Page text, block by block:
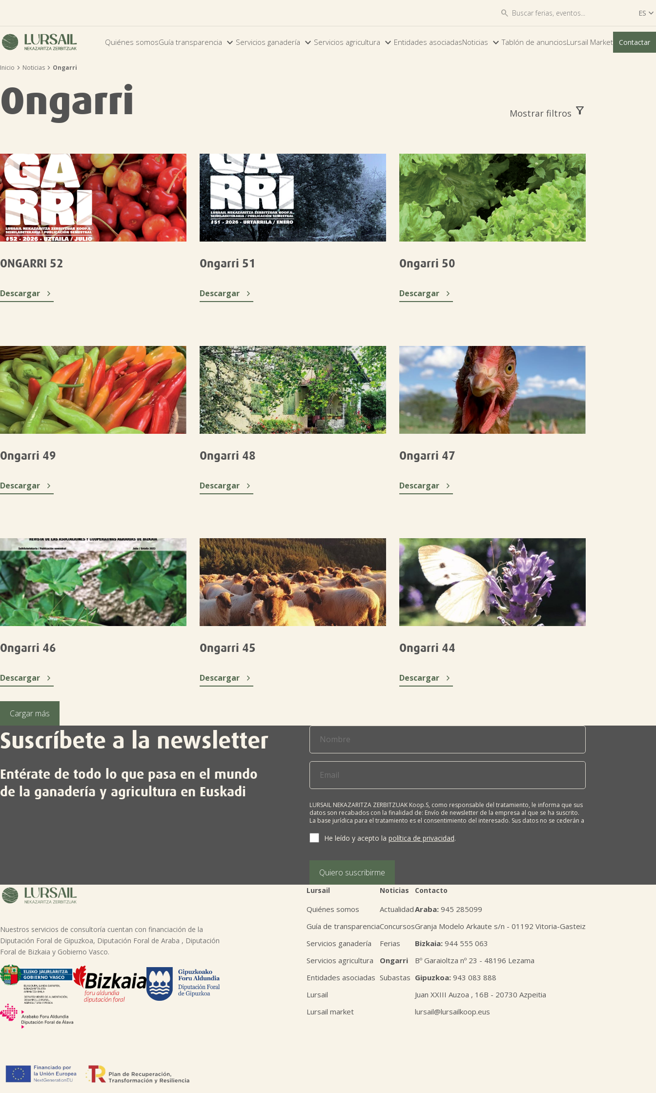
 ES 
ES
EU
Quiénes somosGuía transparencia  Servicios ganadería  Servicios agricultura  Entidades asociadasNoticias Tablón de anunciosLursail Market Contactar
Inicio  Noticias  Ongarri
Ongarri Mostrar filtros filter_alt
ONGARRI 52
Descargar 
Ongarri 51
Descargar 
Ongarri 50
Descargar 
Ongarri 49
Descargar 
Ongarri 48
Descargar 
Ongarri 47
Descargar 
Ongarri 46
Descargar 
Ongarri 45
Descargar 
Ongarri 44
Descargar 
Cargar más
Suscríbete a la newsletter
Entérate de todo lo que pasa en el mundo
de la ganadería y agricultura en Euskadi
LURSAIL NEKAZARITZA ZERBITZUAK Koop.S, como responsable del tratamiento, le informa que sus
datos son recabados con la finalidad de: Envío de newsletter de la empresa al que se ha suscrito.
La base jurídica para el tratamiento es el consentimiento del interesado. Sus datos no se cederán a
supresión, limitación del tratamiento, oposición o derecho a la portabilidad de sus datos
personales, escribiéndonos a la dirección de nuestras oficinas, GARAIOLTZA, Nº 23, 48196 LEZAMA-
He leído y acepto la política de privacidad.
Quiero suscribirme
Nuestros servicios de consultoría cuentan con financiación de la
Diputación Foral de Gipuzkoa, Diputación Foral de Araba , Diputación
Foral de Bizkaia y Gobierno Vasco.
Lursail
Quiénes somos
Guía de transparencia
Servicios ganadería
Servicios agricultura
Entidades asociadas
Lursail
Lursail market
Noticias
Actualidad
Concursos
Ferias
Ongarri
Subastas
Contacto
Araba: 945 285099
Granja Modelo Arkaute s/n - 01192 Vitoria-Gasteiz
Bizkaia: 944 555 063
Bº Garaioltza nº 23 - 48196 Lezama
Gipuzkoa: 943 083 888
Juan XXIII Auzoa , 16B - 20730 Azpeitia
lursail@lursailkoop.eus